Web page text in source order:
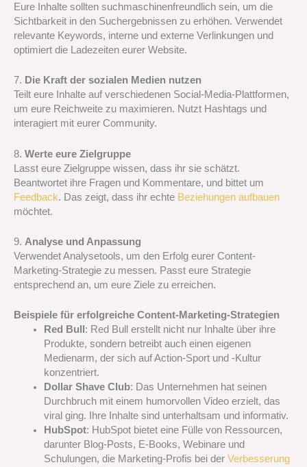
Eure Inhalte sollten suchmaschinenfreundlich sein, um die
Sichtbarkeit in den Suchergebnissen zu erhöhen. Verwendet
relevante Keywords, interne und externe Verlinkungen und
optimiert die Ladezeiten eurer Website.
7. Die Kraft der sozialen Medien nutzen
Teilt eure Inhalte auf verschiedenen Social-Media-Plattformen,
um eure Reichweite zu maximieren. Nutzt Hashtags und
interagiert mit eurer Community.
8. Werte eure Zielgruppe
Lasst eure Zielgruppe wissen, dass ihr sie schätzt.
Beantwortet ihre Fragen und Kommentare, und bittet um
Feedback. Das zeigt, dass ihr echte Beziehungen aufbauen
möchtet.
9. Analyse und Anpassung
Verwendet Analysetools, um den Erfolg eurer Content-
Marketing-Strategie zu messen. Passt eure Strategie
entsprechend an, um eure Ziele zu erreichen.
Beispiele für erfolgreiche Content-Marketing-Strategien
Red Bull : Red Bull erstellt nicht nur Inhalte über ihre
Produkte, sondern betreibt auch einen eigenen
Medienarm, der sich auf Action-Sport und -Kultur
konzentriert.
Dollar Shave Club: Das Unternehmen hat seinen
Durchbruch mit einem humorvollen Video erzielt, das
viral ging. Ihre Inhalte sind unterhaltsam und informativ.
HubSpot: HubSpot bietet eine Fülle von Ressourcen,
darunter Blog-Posts, E-Books, Webinare und
Schulungen, die Marketing-Profis bei der Verbesserung